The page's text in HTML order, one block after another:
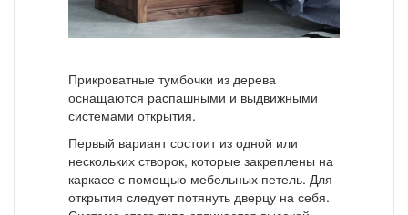
Прикроватные тумбочки из дерева
оснащаются распашными и выдвижными
системами открытия.
Первый вариант состоит из одной или
нескольких створок, которые закреплены на
каркасе с помощью мебельных петель. Для
открытия следует потянуть дверцу на себя.